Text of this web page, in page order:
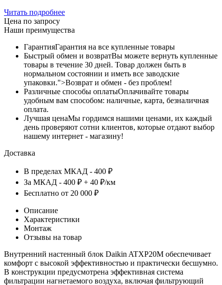
Читать подробнее
Цена по запросу
Наши преимущества
ГарантияГарантия на все купленные товары
Быстрый обмен и возвратВы можете вернуть купленные
товары в течение 30 дней. Товар должен быть в
нормальном состоянии и иметь все заводские
упаковки.">Возврат и обмен - без проблем!
Различные способы оплатыОплачивайте товары
удобным вам способом: наличные, карта, безналичная
оплата.
Лучшая ценаМы гордимся нашими ценами, их каждый
день проверяют сотни клиентов, которые отдают выбор
нашему интернет - магазину!
Доставка
В пределах МКАД - 400 ₽
За МКАД - 400 ₽ + 40 ₽/км
Бесплатно от 20 000 ₽
Описание
Характеристики
Монтаж
Отзывы на товар
Внутренний настенный блок Daikin ATXP20M обеспечивает
комфорт с высокой эффективностью и практически бесшумно.
В конструкции предусмотрена эффективная система
фильтрации нагнетаемого воздуха, включая фильтрующий